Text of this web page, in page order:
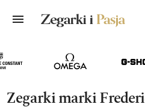
Zegarki marki